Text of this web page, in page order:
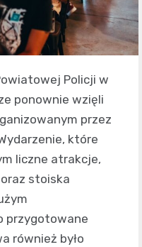
Policji w
ponownie wzięli
przez
które
liczne atrakcje,
stoiska
przygotowane
również było